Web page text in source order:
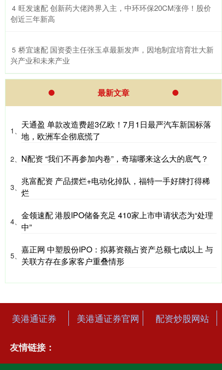
4 ​旺发速配 创新药大佬跨界入主，中环环保20CM涨停！股价
创近三年新高
5 ​桥宜速配 国资委主任张玉卓最新发声，因地制宜培育壮大新
兴产业和未来产业
最新文章
1、
天通盈 单款改造费超3亿欧！7月1日最严汽车新国标落
地，欧洲车企彻底慌了
2、 N配资 “我们不再参加内卷”，奇瑞哪来这么大的底气？
3、
兆富配资 产品摆烂+电动化掉队，福特一手好牌打得稀
烂
4、
金领速配 港股IPO储备充足 410家上市申请状态为“处理
中”
5、
嘉正网 中塑股份IPO：拟募资额占资产总额七成以上 与
关联方存在多家客户重叠情形
美港通证券 美港通证券官网 配资炒股网站
友情链接：